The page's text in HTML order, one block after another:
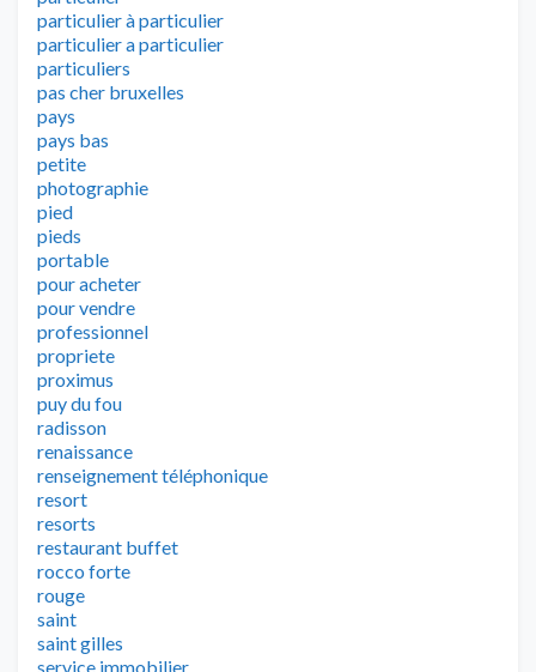
particulier à particulier
particulier a particulier
particuliers
pas cher bruxelles
pays
pays bas
petite
photographie
pied
pieds
portable
pour acheter
pour vendre
professionnel
propriete
proximus
puy du fou
radisson
renaissance
renseignement téléphonique
resort
resorts
restaurant buffet
rocco forte
rouge
saint
saint gilles
service immobilier